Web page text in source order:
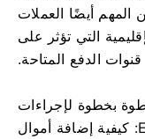
المهم أيضًا العملات
التي تؤثر على
قنوات الدفع المتاحة.
بخطوة لإجراءات
الإيداع والسحب على ExpertOption: كيفية إضافة أموال